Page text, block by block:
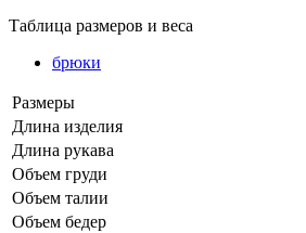
Таблица размеров и веса
брюки
Размеры
Длина изделия
Длина рукава
Объем груди
Объем талии
Объем бедер